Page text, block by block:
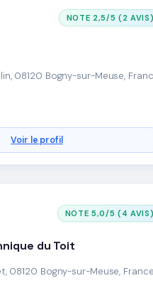
NOTE 2,5/5 (2 AVIS)
08120 Bogny-sur-Meuse,
Voir le profil
NOTE 5,0/5 (4 AVIS)
du Toit
08120 Bogny-sur-Meuse, France